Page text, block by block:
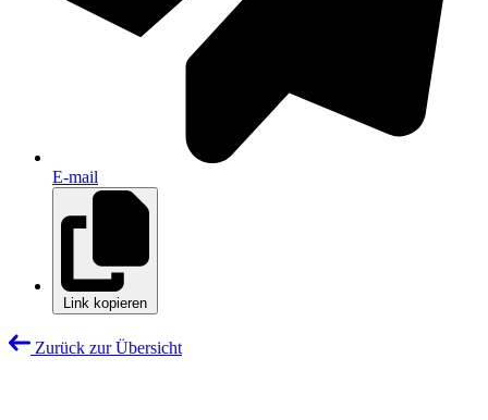
E-mail
Link kopieren
Zurück zur Übersicht